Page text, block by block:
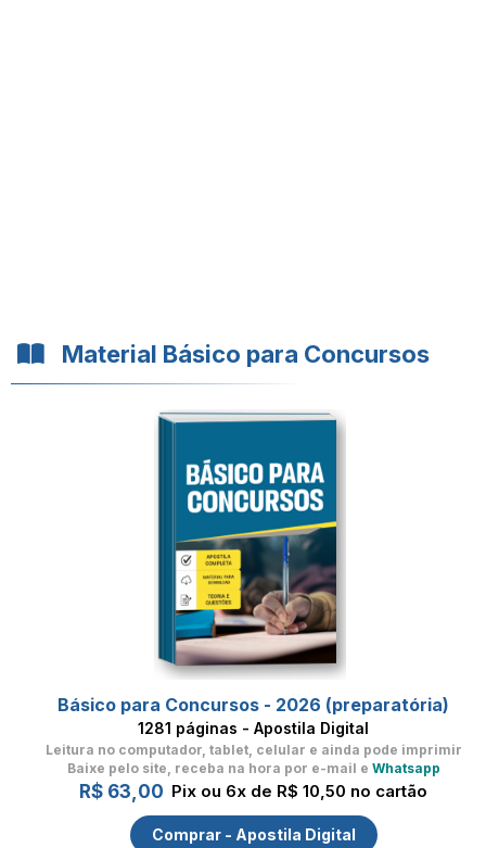
Material Básico para Concursos
Básico para Concursos - 2026 (preparatória)
1281 páginas - Apostila Digital
Leitura no computador, tablet, celular e ainda pode imprimir
Baixe pelo site, receba na hora por e-mail e Whatsapp
R$ 63,00 Pix ou 6x de R$ 10,50 no cartão
Comprar - Apostila Digital